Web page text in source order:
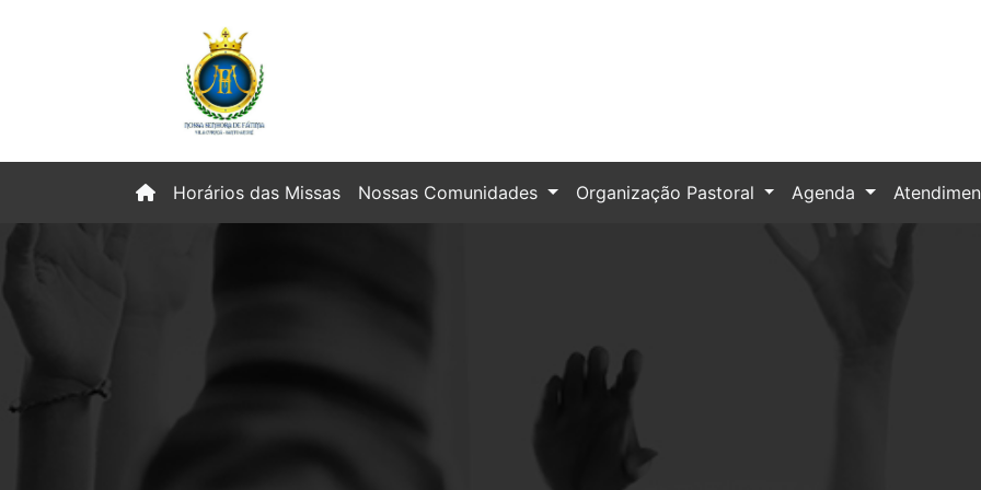
(current)
Horários das Missas Nossas Comunidades Organização Pastoral Agenda